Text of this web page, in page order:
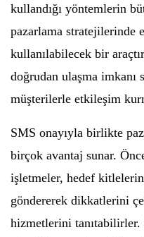
kullandığı yöntemlerin
pazarlama stratejilerinde
kullanılabilecek bir
doğrudan ulaşma imkanı
müşterilerle etkileşim
SMS onayıyla birlikte
birçok avantaj sunar.
işletmeler, hedef
göndererek dikkatlerini
hizmetlerini tanıtabilirler.